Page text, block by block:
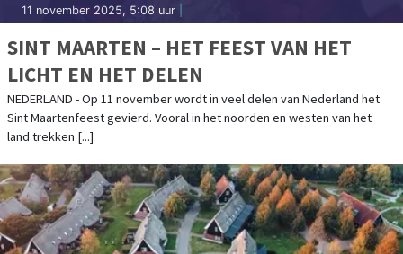
11 november 2025, 5:08 uur
SINT MAARTEN – HET FEEST VAN HET
LICHT EN HET DELEN
NEDERLAND - Op 11 november wordt in veel delen van Nederland het
Sint Maartenfeest gevierd. Vooral in het noorden en westen van het
land trekken [...]